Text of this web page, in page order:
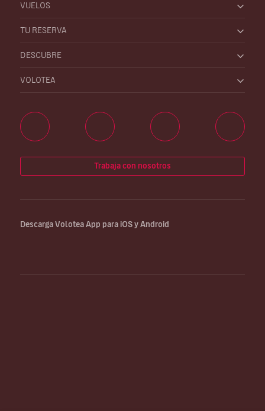
VUELOS
TU RESERVA
DESCUBRE
VOLOTEA
Trabaja con nosotros
Descarga Volotea App para iOS y Android